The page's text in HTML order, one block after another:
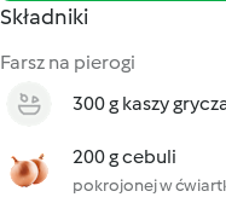
Składniki
Farsz na pierogi
300 g kaszy
200 g cebuli
pokrojonej w